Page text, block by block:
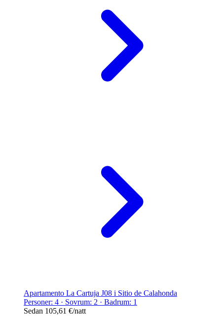
Apartamento La Cartuja J08 i Sitio de Calahonda
Personer: 4 · Sovrum: 2 · Badrum: 1
Sedan 105,61 €/natt